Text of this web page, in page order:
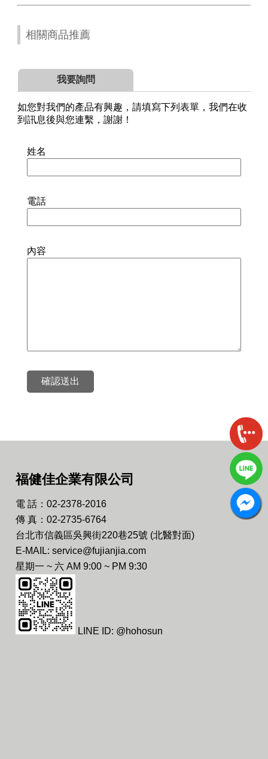
相關商品推薦
我要詢問
如您對我們的產品有興趣，請填寫下列表單，我們在收
到訊息後與您連繫，謝謝！
姓名
電話
內容
確認送出
福健佳企業有限公司
電 話：02-2378-2016
傳 真：02-2735-6764
台北市信義區吳興街220巷25號 (北醫對面)
E-MAIL: service@fujianjia.com
星期一 ~ 六 AM 9:00 ~ PM 9:30
LINE ID: @hohosun